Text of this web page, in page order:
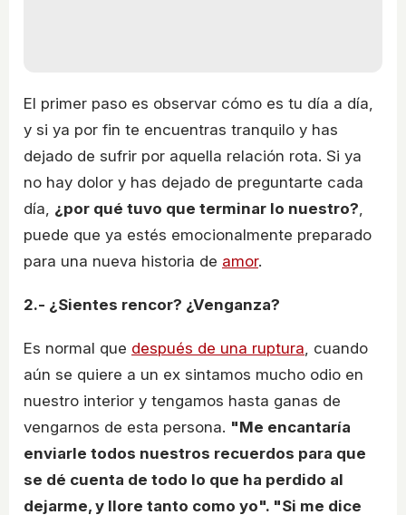
El primer paso es observar cómo es tu día a día,
y si ya por fin te encuentras tranquilo y has
dejado de sufrir por aquella relación rota. Si ya
no hay dolor y has dejado de preguntarte cada
día, ¿por qué tuvo que terminar lo nuestro?,
puede que ya estés emocionalmente preparado
para una nueva historia de amor.
2.- ¿Sientes rencor? ¿Venganza?
Es normal que después de una ruptura, cuando
aún se quiere a un ex sintamos mucho odio en
nuestro interior y tengamos hasta ganas de
vengarnos de esta persona. "Me encantaría
enviarle todos nuestros recuerdos para que
se dé cuenta de todo lo que ha perdido al
dejarme, y llore tanto como yo". "Si me dice